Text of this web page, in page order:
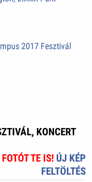
2017 Fesztivál
KONCERT
TE IS! ÚJ KÉP
FELTÖLTÉS